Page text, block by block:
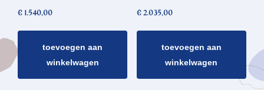
€ 1.540,00
toevoegen aan
winkelwagen
€2.035,00
toevoegen aan
winkelwagen